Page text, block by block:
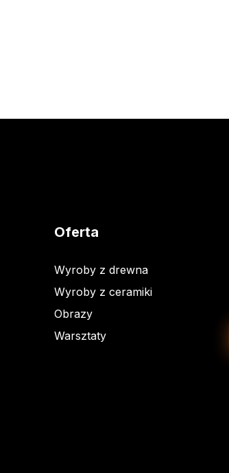
Oferta
Wyroby z drewna
Wyroby z ceramiki
Obrazy
Warsztaty